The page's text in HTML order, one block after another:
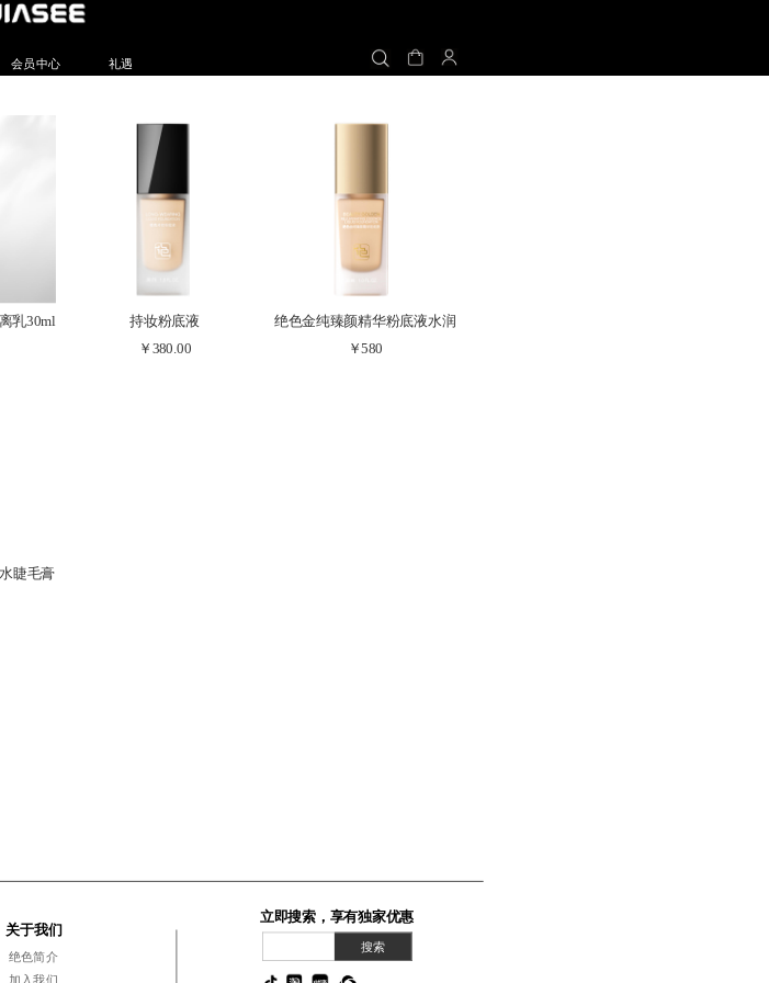
会员中心 礼遇
乳30ml 持妆粉底液
￥380.00
绝色金纯臻颜精华粉底液水润
保湿遮瑕持久不脱妆混干皮化
￥580
睫毛膏
关于我们
绝色简介
加入我们
立即搜索，享有独家优惠